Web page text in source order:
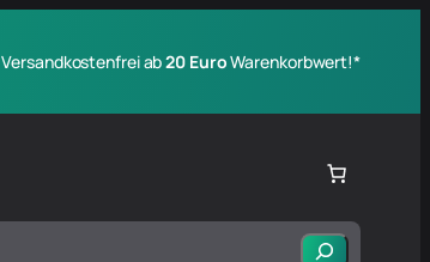
Versandkostenfrei ab20 EuroWarenkorbwert!*
Suchen